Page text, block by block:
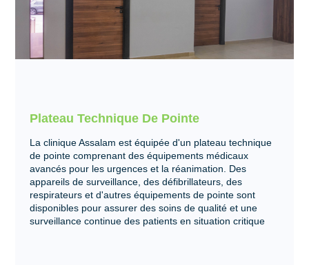
Plateau Technique De Pointe
La clinique Assalam est équipée d'un plateau technique
de pointe comprenant des équipements médicaux
avancés pour les urgences et la réanimation. Des
appareils de surveillance, des défibrillateurs, des
respirateurs et d'autres équipements de pointe sont
disponibles pour assurer des soins de qualité et une
surveillance continue des patients en situation critique